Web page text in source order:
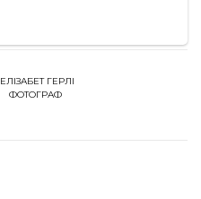
ЕЛІЗАБЕТ ГЕРЛІ
ФОТОГРАФ